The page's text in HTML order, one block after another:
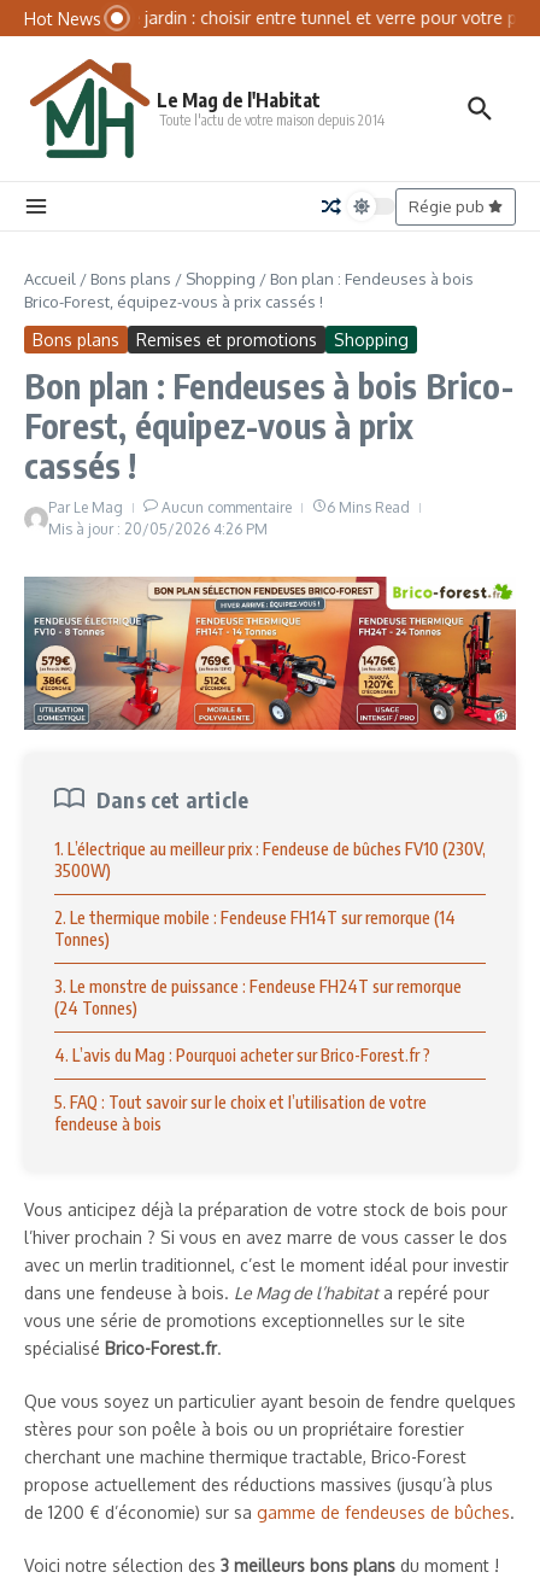
Aller au contenu
Hot NewsSerre de jardin : choisir entre tunnel et verre pour votre
Le Mag de l'Habitat
Toute l'actu de votre maison depuis 2014
Régie pub
Accueil / Bons plans / Shopping / Bon plan : Fendeuses à bois
Brico-Forest, équipez-vous à prix cassés !
Bons plans Remises et promotions Shopping
Bon plan : Fendeuses à bois Brico-
Forest, équipez-vous à prix
cassés !
Par Le Mag Aucun commentaire
6 Mins Read
Mis à jour : 20/05/2026 4:26 PM
Dans cet article
1. L’électrique au meilleur prix : Fendeuse de bûches FV10 (230V,
3500W)
2. Le thermique mobile : Fendeuse FH14T sur remorque (14
Tonnes)
3. Le monstre de puissance : Fendeuse FH24T sur remorque
(24 Tonnes)
4. L’avis du Mag : Pourquoi acheter sur Brico-Forest.fr ?
5. FAQ : Tout savoir sur le choix et l’utilisation de votre
fendeuse à bois
Vous anticipez déjà la préparation de votre stock de bois pour
l’hiver prochain ? Si vous en avez marre de vous casser le dos
avec un merlin traditionnel, c’est le moment idéal pour investir
dans une fendeuse à bois. Le Mag de l’habitata repéré pour
vous une série de promotions exceptionnelles sur le site
spécialisé Brico-Forest.fr.
Que vous soyez un particulier ayant besoin de fendre quelques
stères pour son poêle à bois ou un propriétaire forestier
cherchant une machine thermique tractable, Brico-Forest
propose actuellement des réductions massives (jusqu’à plus
de 1200 € d’économie) sur sa gamme de fendeuses de bûches.
Voici notre sélection des 3 meilleurs bons plans du moment !
Panneau de gestion des cookies